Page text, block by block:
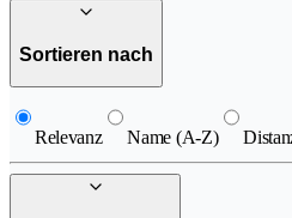
Sortieren nach
Relevanz Name (A-Z)